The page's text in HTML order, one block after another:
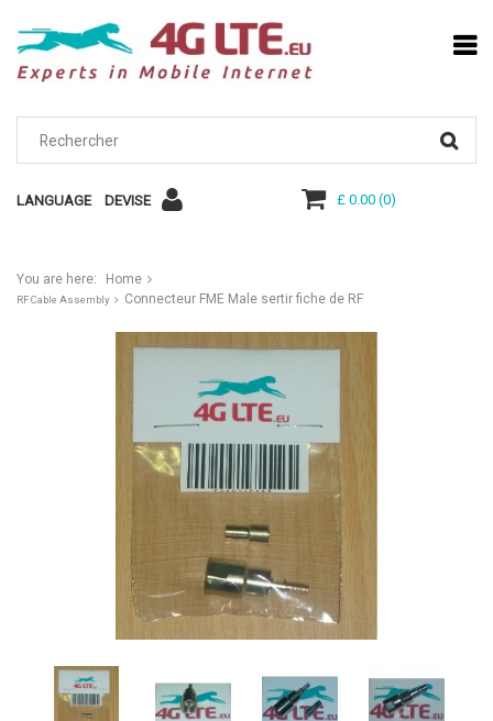
LANGUAGE DEVISE £ 0.00(0)
You are here: Home
RF Cable Assembly Connecteur FME Male sertir fiche de RF